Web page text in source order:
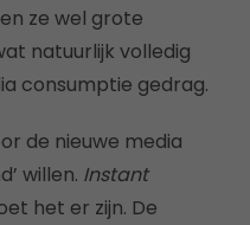
ze wel grote
natuurlijk volledig
consumptie gedrag.
de nieuwe media
willen. Instant
het er zijn. De